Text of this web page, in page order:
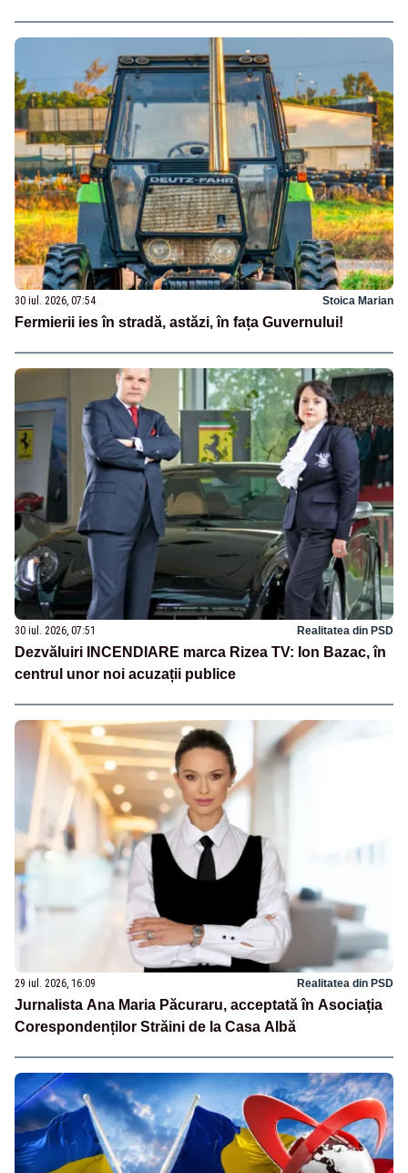
30 iul. 2026, 07:54 Stoica Marian
Fermierii ies în stradă, astăzi, în fața Guvernului!
30 iul. 2026, 07:51 Realitatea din PSD
Dezvăluiri INCENDIARE marca Rizea TV: Ion Bazac, în
centrul unor noi acuzații publice
29 iul. 2026, 16:09 Realitatea din PSD
Jurnalista Ana Maria Păcuraru, acceptată în Asociația
Corespondenților Străini de la Casa Albă